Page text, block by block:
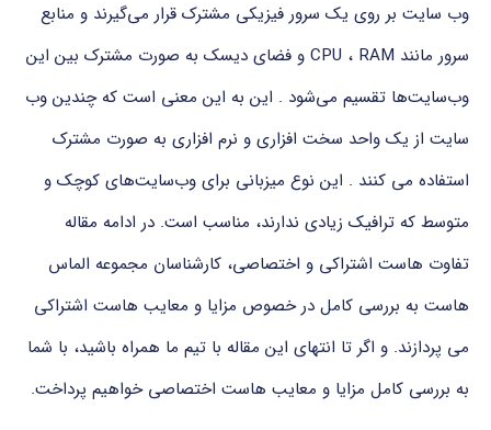
وب‌ سایت بر روی یک سرور فیزیکی مشترک قرار می‌گیرند و منابع
سرور مانند CPU ، RAM و فضای دیسک به صورت مشترک بین این
وب‌سایت‌ها تقسیم می‌شود . این به این معنی است که چندین وب
سایت از یک واحد سخت افزاری و نرم افزاری به صورت مشترک
استفاده می کنند . این نوع میزبانی برای وب‌سایت‌های کوچک و
متوسط که ترافیک زیادی ندارند، مناسب است. در ادامه مقاله
تفاوت هاست اشتراکی و اختصاصی، کارشناسان مجموعه الماس
هاست به بررسی کامل در خصوص مزایا و معایب هاست اشتراکی
می پردازند. و اگر تا انتهای این مقاله با تیم ما همراه باشید، با شما
به بررسی کامل مزایا و معایب هاست اختصاصی خواهیم پرداخت.